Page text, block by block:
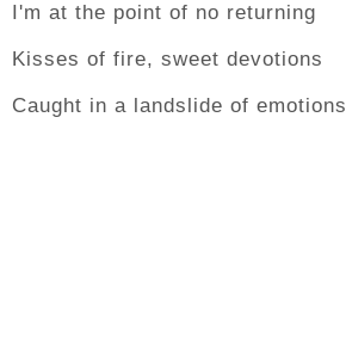
I'm at the point of no returning
Kisses of fire, sweet devotions
Caught in a landslide of emotions